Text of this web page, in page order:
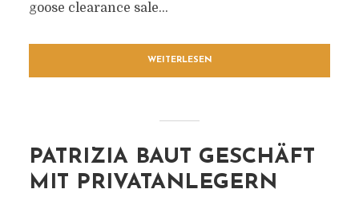
goose clearance sale...
WEITERLESEN
PATRIZIA BAUT GESCHÄFT
MIT PRIVATANLEGERN